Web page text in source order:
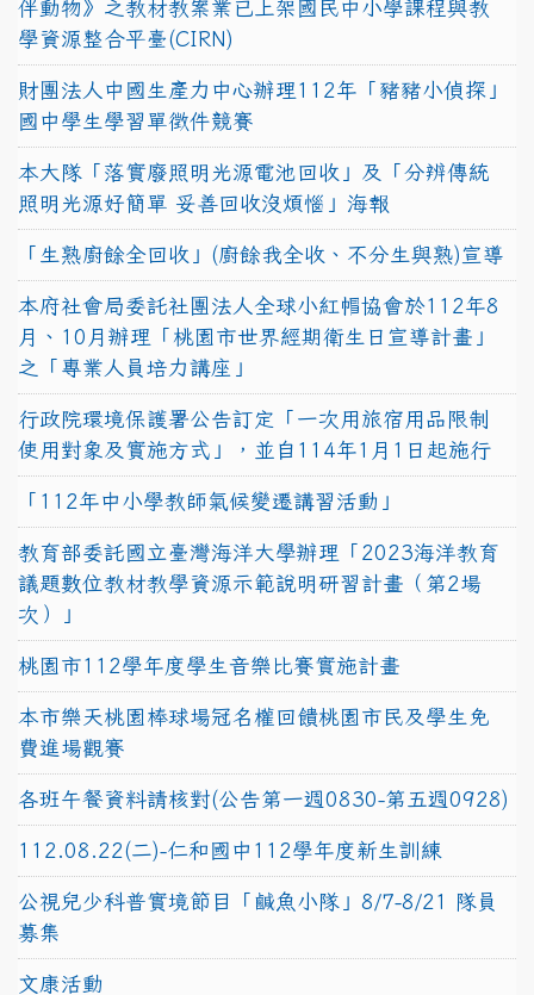
伴動物》之教材教案業已上架國民中小學課程與教
學資源整合平臺(CIRN)
財團法人中國生產力中心辦理112年「豬豬小偵探」
國中學生學習單徵件競賽
本大隊「落實廢照明光源電池回收」及「分辨傳統
照明光源好簡單 妥善回收沒煩惱」海報
「生熟廚餘全回收」(廚餘我全收、不分生與熟)宣導
本府社會局委託社團法人全球小紅帽協會於112年8
月、10月辦理「桃園市世界經期衛生日宣導計畫」
之「專業人員培力講座」
行政院環境保護署公告訂定「一次用旅宿用品限制
使用對象及實施方式」，並自114年1月1日起施行
「112年中小學教師氣候變遷講習活動」
教育部委託國立臺灣海洋大學辦理「2023海洋教育
議題數位教材教學資源示範說明研習計畫（第2場
次）」
桃園市112學年度學生音樂比賽實施計畫
本市樂天桃園棒球場冠名權回饋桃園市民及學生免
費進場觀賽
各班午餐資料請核對(公告第一週0830-第五週0928)
112.08.22(二)-仁和國中112學年度新生訓練
公視兒少科普實境節目「鹹魚小隊」8/7-8/21 隊員
募集
文康活動